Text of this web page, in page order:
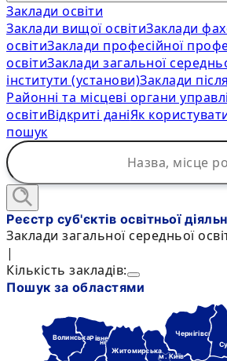
Заклади освіти
Заклади вищої освітиЗаклади
освітиЗаклади професійної
освітиЗаклади загальної
інститути (установи)Заклади
Районні та місцеві органи
освітиВідкриті даніЯк
пошук
Реєстр суб'єктів освітньої
Заклади загальної середньої
|
Кількість закладів:
Пошук за областями
Чернігівська
м. Київ
Рівне-
нська
Волинська
Житомирська